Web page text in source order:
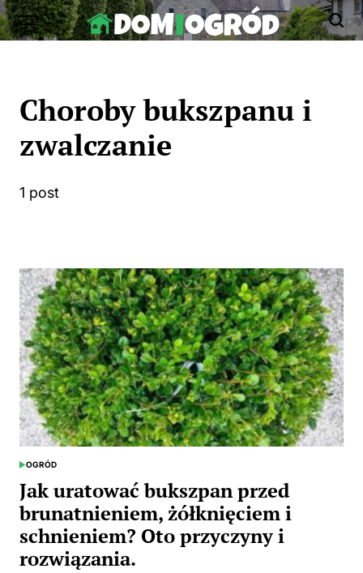
Skip
to
Choroby bukszpanu i
zwalczanie
1 post
POSTED
OGRÓD
Jak uratować bukszpan przed
brunatnieniem, żółknięciem i
schnieniem? Oto przyczyny i
rozwiązania.